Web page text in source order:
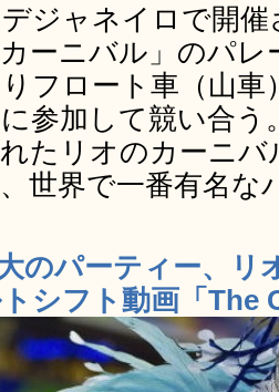
ジャネイロで開
ーニバル」のパ
フロート車（山
参加して競い合
たリオのカーニ
世界で一番有名な
のパーティー、リ
シフト動画「The